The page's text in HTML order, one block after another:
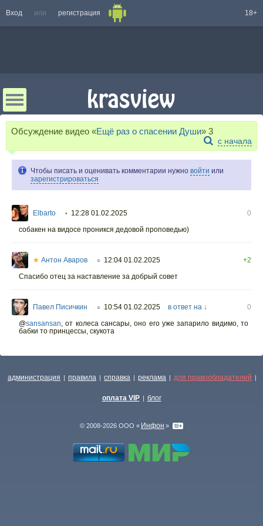
Вход или регистрация 18+
Обсуждение видео «Ещё раз о спасении Души» 3
с начала
Чтобы писать и оценивать комментарии нужно войти или
зарегистрироваться
Elbarto • 12:28 01.02.2025
0
собакен на видосе проникся дедовой проповедью)
★ Антон Аваров ○ 12:04 01.02.2025
+2
Спасибо отец за наставление за добрый совет
Павел Писичкин ○ 10:54 01.02.2025 в ответ на ↓
0
@sansansan, от колеса сансары, оно его уже запарило видимо, то
бабки то принцессы, скукота
администрация | правила | справка | реклама | для правообладателей |
оплата VIP | блог
© 2008-2026 ООО « Инфон »